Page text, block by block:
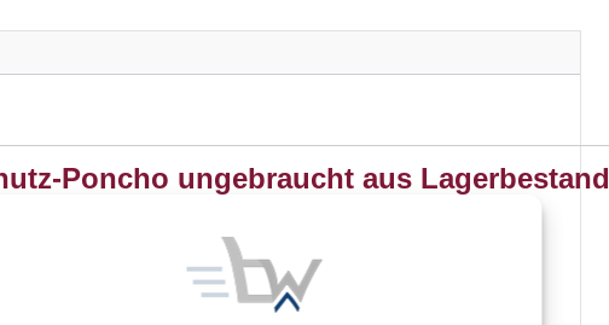
Poncho ungebraucht aus Lagerbestand